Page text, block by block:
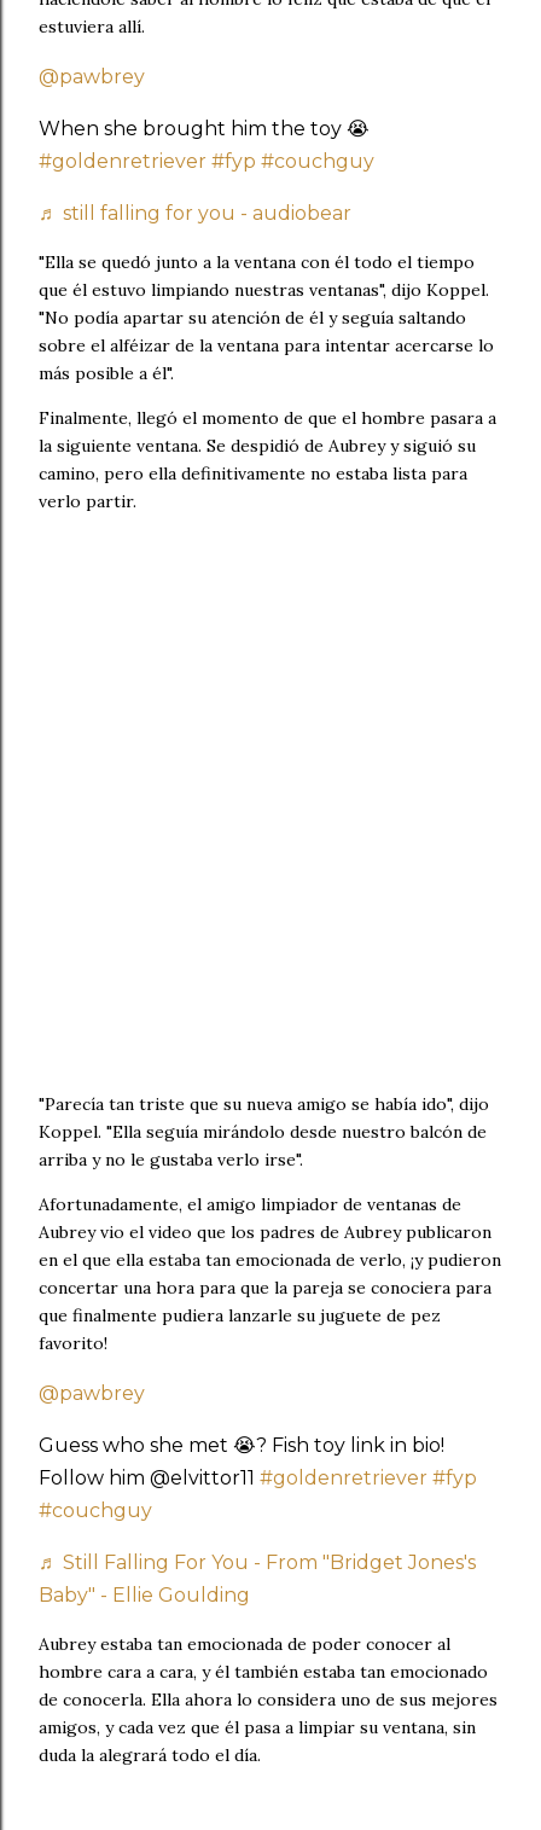
estuviera allí.
@pawbrey
When she brought him the toy 😭
#goldenretriever #fyp #couchguy
♬ still falling for you - audiobear
"Ella se quedó junto a la ventana con él todo el tiempo
que él estuvo limpiando nuestras ventanas", dijo Koppel.
"No podía apartar su atención de él y seguía saltando
sobre el alféizar de la ventana para intentar acercarse lo
más posible a él".
Finalmente, llegó el momento de que el hombre pasara a
la siguiente ventana. Se despidió de Aubrey y siguió su
camino, pero ella definitivamente no estaba lista para
verlo partir.
"Parecía tan triste que su nueva amigo se había ido", dijo
Koppel. "Ella seguía mirándolo desde nuestro balcón de
arriba y no le gustaba verlo irse".
Afortunadamente, el amigo limpiador de ventanas de
Aubrey vio el video que los padres de Aubrey publicaron
en el que ella estaba tan emocionada de verlo, ¡y pudieron
concertar una hora para que la pareja se conociera para
que finalmente pudiera lanzarle su juguete de pez
favorito!
@pawbrey
Guess who she met 😭? Fish toy link in bio!
Follow him @elvittor11 #goldenretriever #fyp
#couchguy
♬ Still Falling For You - From "Bridget Jones's
Baby" - Ellie Goulding
Aubrey estaba tan emocionada de poder conocer al
hombre cara a cara, y él también estaba tan emocionado
de conocerla. Ella ahora lo considera uno de sus mejores
amigos, y cada vez que él pasa a limpiar su ventana, sin
duda la alegrará todo el día.